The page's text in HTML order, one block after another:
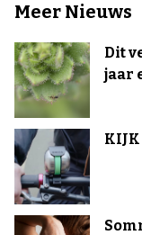
Meer Nieuws
Dit
jaar